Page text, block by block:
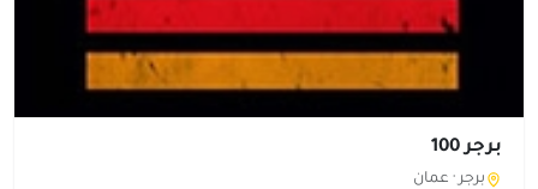
برجر 100
برجر · عمان